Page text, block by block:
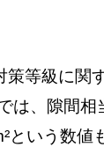
策等級に関
は、隙間
という数値